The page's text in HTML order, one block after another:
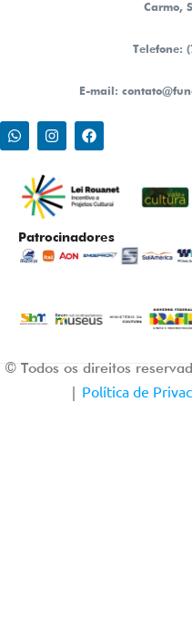
Carmo,
Telefone:
E-mail:
Patrocinadores
© Todos os direitos
Política de